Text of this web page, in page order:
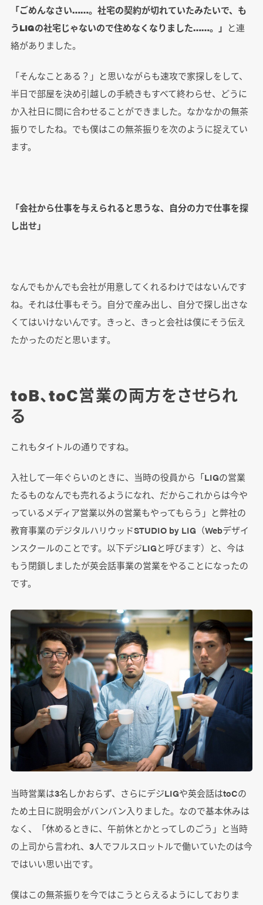
「ごめんなさい……。社宅の契約が切れていたみたいで、も
うLIGの社宅じゃないので住めなくなりました……。」 と連
絡がありました。
「そんなことある？」と思いながらも速攻で家探しをして、
半日で部屋を決め引越しの手続きもすべて終わらせ、どうに
か入社日に間に合わせることができました。なかなかの無茶
振りでしたね。でも僕はこの無茶振りを次のように捉えてい
ます。
「会社から仕事を与えられると思うな、自分の力で仕事を探
し出せ」
なんでもかんでも会社が用意してくれるわけではないんです
ね。それは仕事もそう。自分で産み出し、自分で探し出さな
くてはいけないんです。きっと、きっと会社は僕にそう伝え
たかったのだと思います。
toB、toC営業の両方をさせられ
る
これもタイトルの通りですね。
入社して一年ぐらいのときに、当時の役員から「LIGの営業
たるものなんでも売れるようになれ、だからこれからは今や
っているメディア営業以外の営業もやってもらう」と弊社の
教育事業のデジタルハリウッドSTUDIO by LIG（Webデザイ
ンスクールのことです。以下デジLIGと呼びます）と、今は
もう閉鎖しましたが英会話事業の営業をやることになったの
です。
当時営業は3名しかおらず、さらにデジLIGや英会話はtoCの
ため土日に説明会がバンバン入りました。なので基本休みは
なく、「休めるときに、午前休とかとってしのごう」と当時
の上司から言われ、3人でフルスロットルで働いていたのは今
ではいい思い出です。
僕はこの無茶振りを今ではこうとらえるようにしておりま